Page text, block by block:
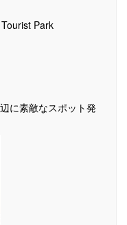
Park
に素敵なスポット発